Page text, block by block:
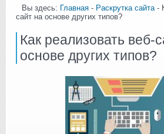
Вы здесь: Главная - Раскрутка сайта-
сайт на основе других типов?
Как реализовать веб-
основе других типов?